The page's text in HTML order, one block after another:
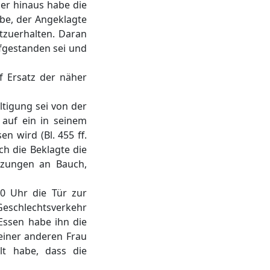
hinaus habe die
der Angeklagte
Daran
sei und
Ersatz der näher
sei von der
ein in seinem
wird (Bl. 455 ff.
die Beklagte die
an Bauch,
Uhr die Tür zur
habe ihn die
anderen Frau
habe, dass die